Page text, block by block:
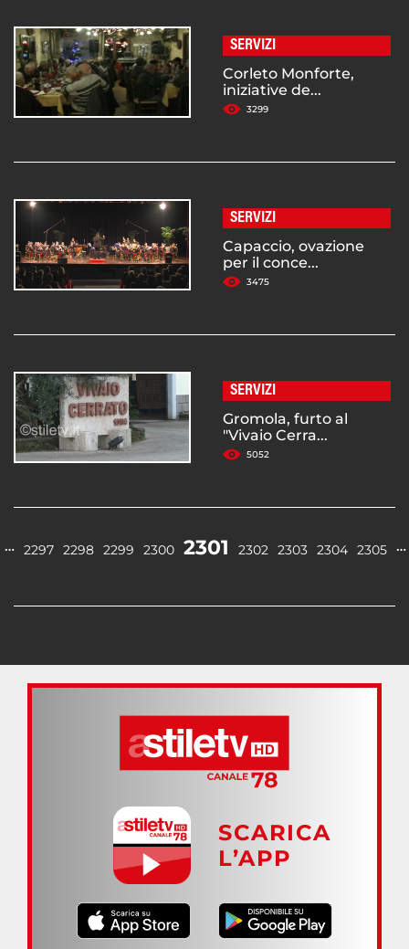
SERVIZI
Corleto Monforte,
iniziative de...
3299
SERVIZI
Capaccio, ovazione
per il conce...
3475
SERVIZI
Gromola, furto al
"Vivaio Cerra...
5052
… 2297 2298 2299 2300 2301 2302 2303 2304 2305 …
SCARICA
L’APP